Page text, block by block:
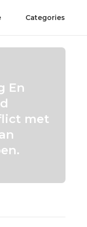
Categories
En
met